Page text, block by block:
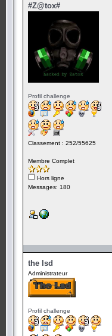
#Z@tox#
Profil challenge
Classement : 252/55625
Membre Complet
Hors ligne
Messages: 180
the lsd
Administrateur
Profil challenge